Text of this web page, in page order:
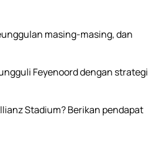
masing-masing, dan
Feyenoord dengan strategi
Stadium? Berikan pendapat